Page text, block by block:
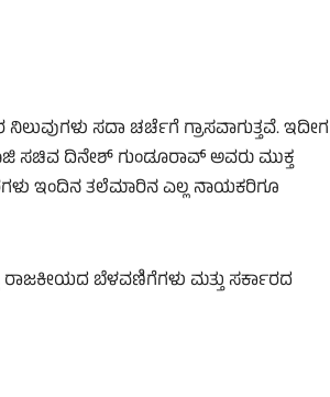
ಸದಾ ಚರ್ಚೆಗೆ ಗ್ರಾಸವಾಗುತ್ತವೆ. ಇದೀಗ
ಸಚಿವ ದಿನೇಶ್ ಗುಂಡೂರಾವ್ ಅವರು ಮುಕ್ತ
ಇಂದಿನ ತಲೆಮಾರಿನ ಎಲ್ಲ ನಾಯಕರಿಗೂ
ಬೆಳವಣಿಗೆಗಳು ಮತ್ತು ಸರ್ಕಾರದ